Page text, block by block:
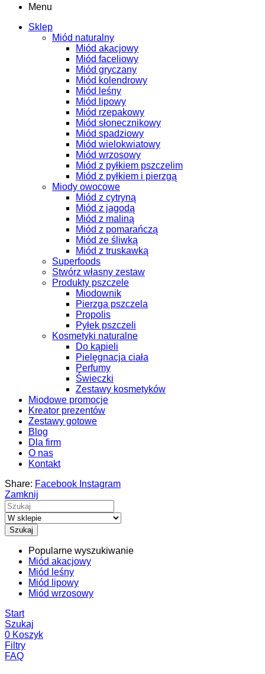
Menu
Sklep
Miód naturalny
Miód akacjowy
Miód faceliowy
Miód gryczany
Miód kolendrowy
Miód leśny
Miód lipowy
Miód rzepakowy
Miód słonecznikowy
Miód spadziowy
Miód wielokwiatowy
Miód wrzosowy
Miód z pyłkiem pszczelim
Miód z pyłkiem i pierzgą
Miody owocowe
Miód z cytryną
Miód z jagodą
Miód z maliną
Miód z pomarańczą
Miód ze śliwką
Miód z truskawką
Superfoods
Stwórz własny zestaw
Produkty pszczele
Miodownik
Pierzga pszczela
Propolis
Pyłek pszczeli
Kosmetyki naturalne
Do kąpieli
Pielęgnacja ciała
Perfumy
Świeczki
Zestawy kosmetyków
Miodowe promocje
Kreator prezentów
Zestawy gotowe
Blog
Dla firm
O nas
Kontakt
Share: Facebook Instagram
Zamknij
Szukaj
Popularne wyszukiwanie
Miód akacjowy
Miód leśny
Miód lipowy
Miód wrzosowy
Start
Szukaj
0 Koszyk
Filtry
FAQ